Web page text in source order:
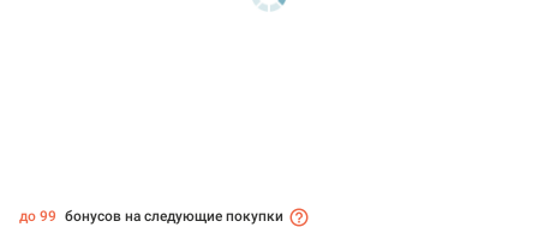
до 99 бонусов на следующие покупки